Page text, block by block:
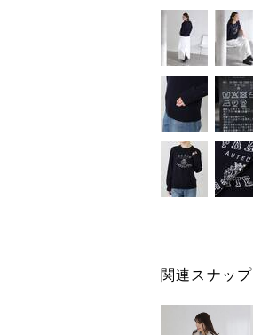
関連スナップ